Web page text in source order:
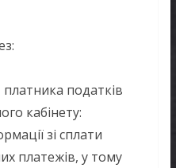
податків
кабінету:
зі сплати
платежів, у тому